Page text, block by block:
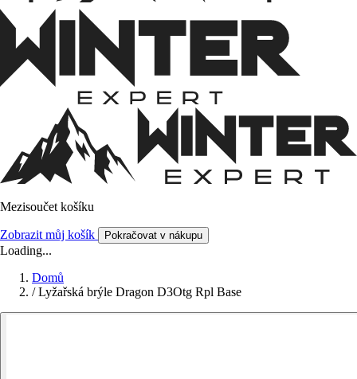
Mezisoučet košíku
Zobrazit můj košík Pokračovat v nákupu
Loading...
Domů
/ Lyžařská brýle Dragon D3Otg Rpl Base